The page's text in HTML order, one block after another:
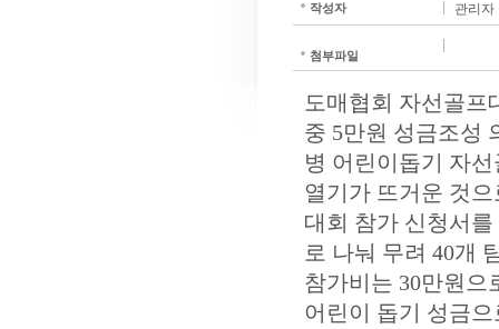
작성자 관리자
첨부파일
도매협회 자선골프
중 5만원 성금조성
병 어린이돕기 자
열기가 뜨거운 것
대회 참가 신청서
로 나눠 무려 40개
참가비는 30만원으
어린이 돕기 성금